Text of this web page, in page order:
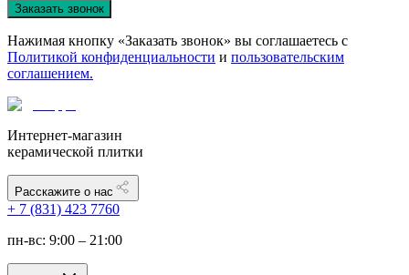
Заказать звонок
Нажимая кнопку «Заказать звонок» вы соглашаетесь с
Политикой конфиденциальности и пользовательским
соглашением.
Интернет-магазин
керамической плитки
Расскажите о нас
+ 7 (831) 423 7760
пн-вс: 9:00 – 21:00